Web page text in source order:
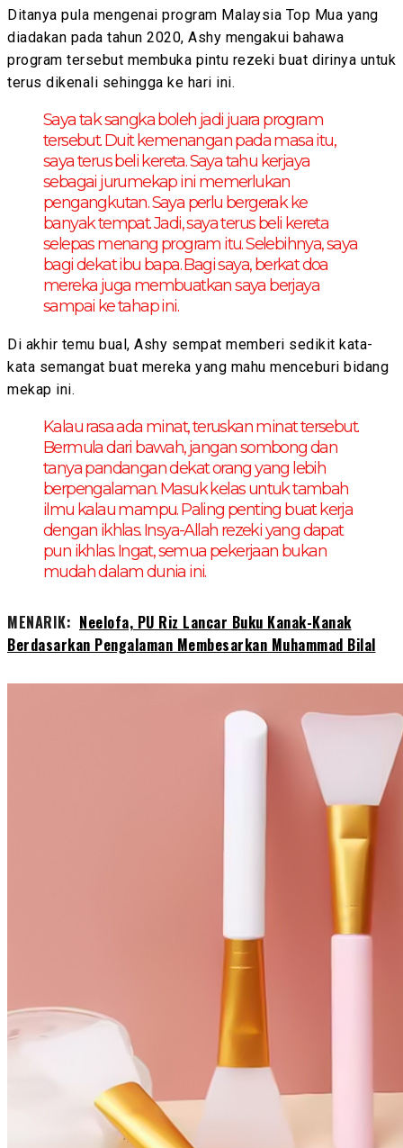
Ditanya pula mengenai program Malaysia Top Mua yang
diadakan pada tahun 2020, Ashy mengakui bahawa
program tersebut membuka pintu rezeki buat dirinya untuk
terus dikenali sehingga ke hari ini.
Saya tak sangka boleh jadi juara program
tersebut. Duit kemenangan pada masa itu,
saya terus beli kereta. Saya tahu kerjaya
sebagai jurumekap ini memerlukan
pengangkutan. Saya perlu bergerak ke
banyak tempat. Jadi, saya terus beli kereta
selepas menang program itu. Selebihnya, saya
bagi dekat ibu bapa. Bagi saya, berkat doa
mereka juga membuatkan saya berjaya
sampai ke tahap ini.
Di akhir temu bual, Ashy sempat memberi sedikit kata-
kata semangat buat mereka yang mahu menceburi bidang
mekap ini.
Kalau rasa ada minat, teruskan minat tersebut.
Bermula dari bawah, jangan sombong dan
tanya pandangan dekat orang yang lebih
berpengalaman. Masuk kelas untuk tambah
ilmu kalau mampu. Paling penting buat kerja
dengan ikhlas. Insya-Allah rezeki yang dapat
pun ikhlas. Ingat, semua pekerjaan bukan
mudah dalam dunia ini.
MENARIK: Neelofa, PU Riz Lancar Buku Kanak-Kanak
Berdasarkan Pengalaman Membesarkan Muhammad Bilal